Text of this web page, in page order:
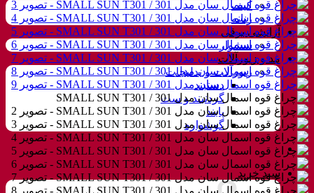
کیف
زنانه
آرایشی برقی
سشوار
مد و زیورآلات
زیورآلات و بدلیجات
دستبند
گردنبند و ست
پابند
گوشواره
سبد خرید